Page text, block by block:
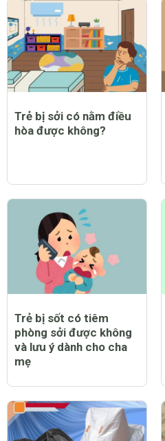
Trẻ bị sởi có nằm điều
hòa được không?
Trẻ bị sốt có tiêm
phòng sởi được không
và lưu ý dành cho cha
mẹ